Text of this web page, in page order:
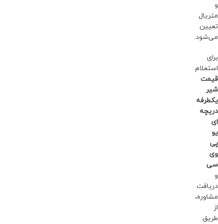
و
متریال
تعیین
می‌شود.
برای
استعلام
قیمت
شیر
یکطرفه
دریچه
ای
یو
پی
وی
سی
و
دریافت
مشاوره،
از
طریق